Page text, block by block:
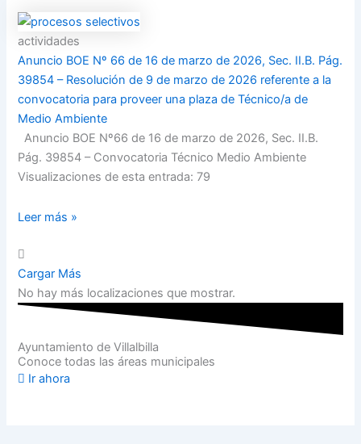
actividades
Anuncio BOE Nº 66 de 16 de marzo de 2026, Sec. II.B. Pág.
39854 – Resolución de 9 de marzo de 2026 referente a la
convocatoria para proveer una plaza de Técnico/a de
Medio Ambiente
Anuncio BOE Nº66 de 16 de marzo de 2026, Sec. II.B.
Pág. 39854 – Convocatoria Técnico Medio Ambiente
Visualizaciones de esta entrada: 79
Leer más »
Cargar Más
No hay más localizaciones que mostrar.
Ayuntamiento de Villalbilla
Conoce todas las áreas municipales
Ir ahora